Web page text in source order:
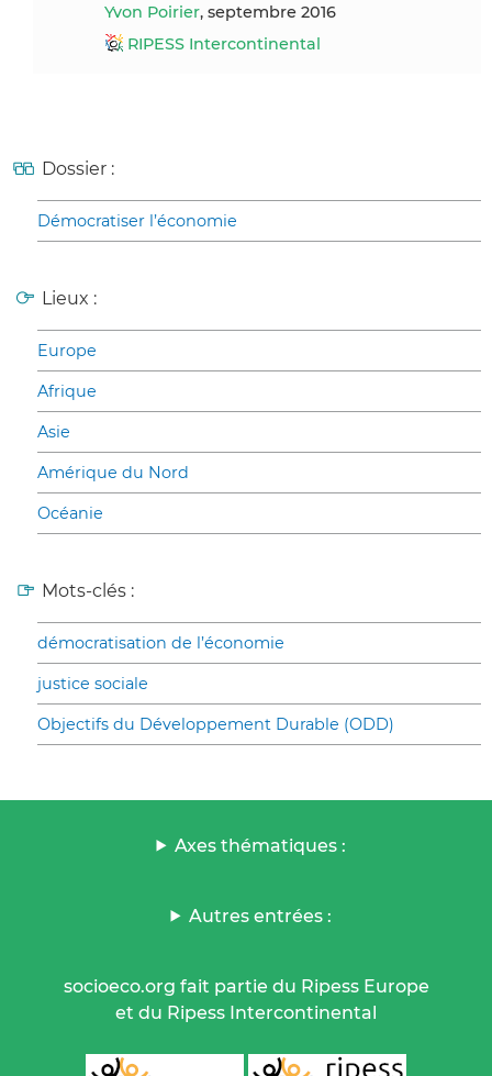
Yvon Poirier, septembre 2016
RIPESS Intercontinental
Dossier :
Démocratiser l’économie
Lieux :
Europe
Afrique
Asie
Amérique du Nord
Océanie
Mots-clés :
démocratisation de l’économie
justice sociale
Objectifs du Développement Durable (ODD)
Axes thématiques :
Autres entrées :
socioeco.org fait partie du Ripess Europe
et du Ripess Intercontinental